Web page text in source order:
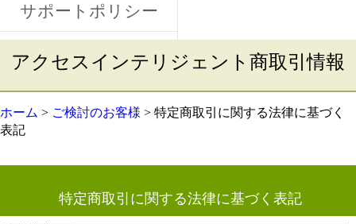
サポートポリシー
アクセスインテリジェント商取引情報
ホーム > ご検討のお客様 > 特定商取引に関する法律に基づく
表記
特定商取引に関する法律に基づく表記